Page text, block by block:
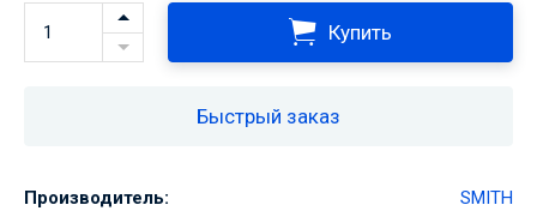
Купить
Быстрый заказ
Производитель:
SMITH